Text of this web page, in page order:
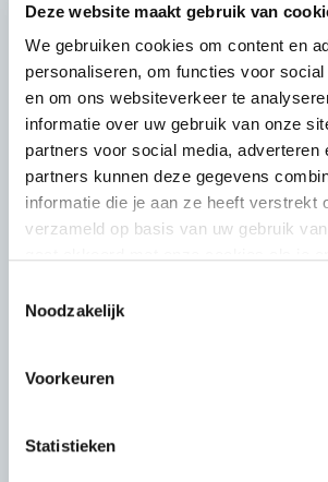
Deze website maakt gebruik van
We gebruiken cookies om content en
personaliseren, om functies voor
en om ons websiteverkeer te
informatie over uw gebruik van onze
partners voor social media, adverteren
partners kunnen deze gegevens
informatie die je aan ze heeft verstrekt
verzameld op basis van uw gebruik
Noodzakelijk
Voorkeuren
Statistieken
Adviesbladen
Constructief
Druksterkte en rekenwaarde
Stabiliteit